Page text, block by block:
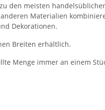
den meisten
Materialien
Dekorationen.
Breiten erhältlich.
Menge immer an einem